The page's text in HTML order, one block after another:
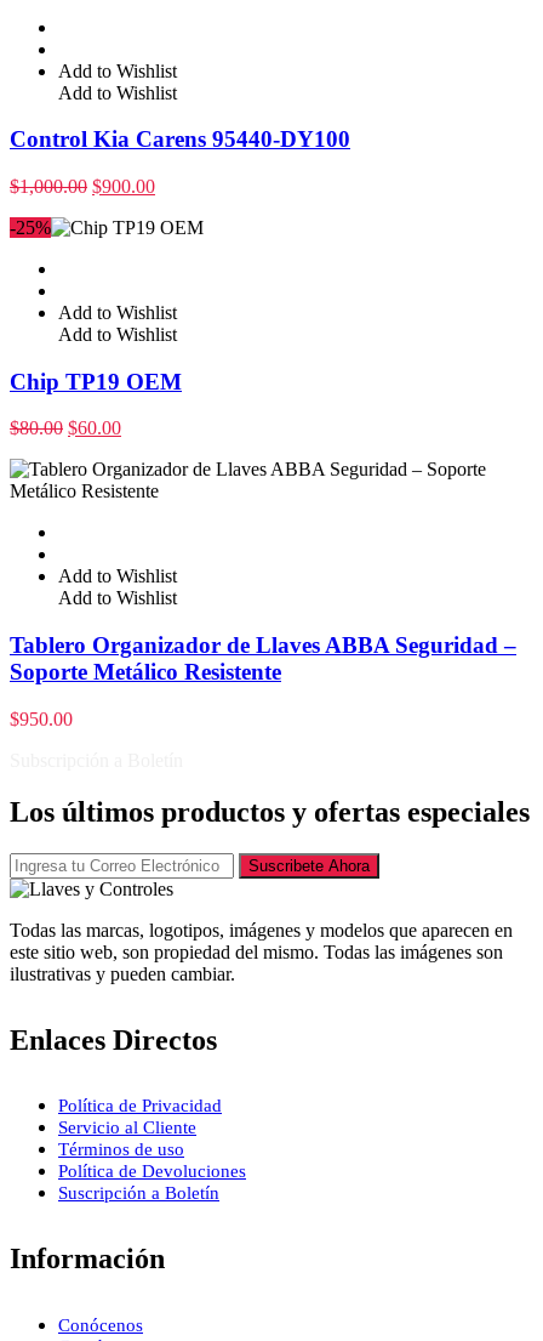
Add to Wishlist
Add to Wishlist
Control Kia Carens 95440-DY100
$1,000.00 $900.00
-25%
Add to Wishlist
Add to Wishlist
Chip TP19 OEM
$80.00 $60.00
Add to Wishlist
Add to Wishlist
Tablero Organizador de Llaves ABBA Seguridad –
Soporte Metálico Resistente
$950.00
Los últimos productos y ofertas especiales
Suscribete Ahora
Todas las marcas, logotipos, imágenes y modelos que aparecen en
este sitio web, son propiedad del mismo. Todas las imágenes son
ilustrativas y pueden cambiar.
Enlaces Directos
Política de Privacidad
Servicio al Cliente
Términos de uso
Política de Devoluciones
Suscripción a Boletín
Información
Conócenos